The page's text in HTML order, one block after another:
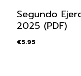
Segundo
2025 (PDF)
€5.95